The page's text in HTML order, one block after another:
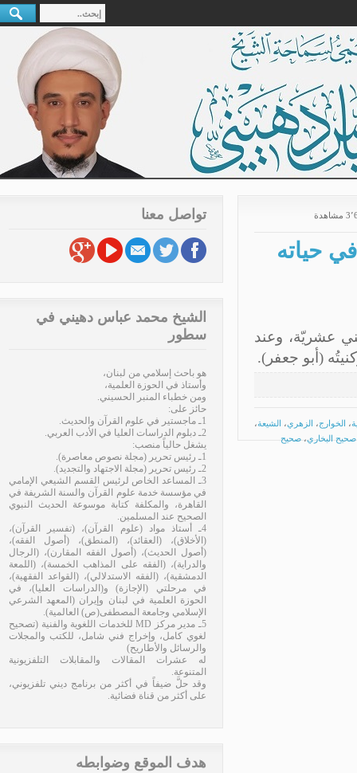
حياته
عشريّة، وعند
(أبو جعفر).
الخوارج ،الزهري ،الشيعة،
البخاري ،صحيح
تواصل معنا
الشيخ محمد عباس دهيني في
سطور
هو باحث إسلامي من لبنان،
وأستاذ في الحوزة العلمية،
ومن خطباء المنبر الحسيني.
حائز على:
يشغل حالياً منصب:
3ـ المساعد الخاص لرئيس القسم الشيعي الإمامي
في مؤسسة خدمة علوم القرآن والسنة الشريفة في
القاهرة، والمكلفة كتابة موسوعة الحديث النبوي
الصحيح عند المسلمين.
4ـ أستاذ مواد (علوم القرآن)، (تفسير القرآن)،
(الأخلاق)، (العقائد)، (المنطق)، (أصول الفقه)،
(أصول الحديث)، (أصول الفقه المقارن)، (الرجال
والدراية)، (الفقه على المذاهب الخمسة)، (اللمعة
الدمشقية)، (الفقه الاستدلالي)، (القواعد الفقهية)،
في مرحلتي (الإجازة) و(الدراسات العليا)، في
الحوزة العلمية في لبنان وإيران (المعهد الشرعي
الإسلامي وجامعة المصطفى(ص) العالمية).
5ـ مدير مركز MD للخدمات اللغوية والفنية (تصحيح
لغوي كامل، وإخراج فني شامل، للكتب والمجلات
والرسائل والأطاريح)
له عشرات المقالات والمقابلات التلفزيونية
المتنوعة.
وقد حلَّ ضيفاً في أكثر من برنامج ديني تلفزيوني،
على أكثر من قناة فضائية.
هدف الموقع وضوابطه